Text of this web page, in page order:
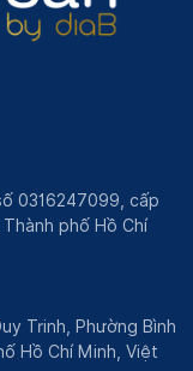
0316247099, cấp
phố Hồ Chí
Trinh, Phường Bình
Hồ Chí Minh, Việt